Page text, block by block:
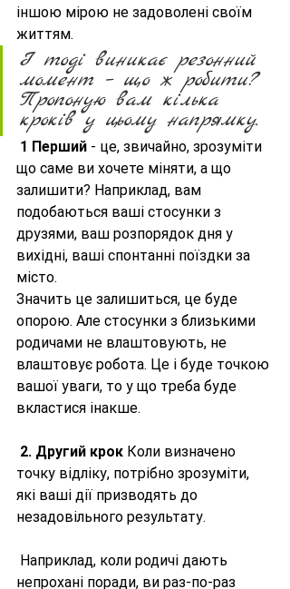
іншою мірою не задоволені своїм
життям.
І тоді виникає резонний
момент – що ж робити?
Пропоную вам кілька
кроків у цьому напрямку.
1 Перший - це, звичайно, зрозуміти
що саме ви хочете міняти, а що
залишити? Наприклад, вам
подобаються ваші стосунки з
друзями, ваш розпорядок дня у
вихідні, ваші спонтанні поїздки за
місто.
Значить це залишиться, це буде
опорою. Але стосунки з близькими
родичами не влаштовують, не
влаштовує робота. Це і буде точкою
вашої уваги, то у що треба буде
вкластися інакше.
2. Другий крок Коли визначено
точку відліку, потрібно зрозуміти,
які ваші дії призводять до
незадовільного результату.
непрохані поради, ви раз-по-раз